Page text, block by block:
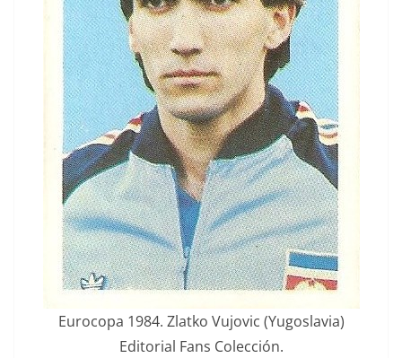
Eurocopa 1984. Zlatko Vujovic (Yugoslavia)
Editorial Fans Colección.